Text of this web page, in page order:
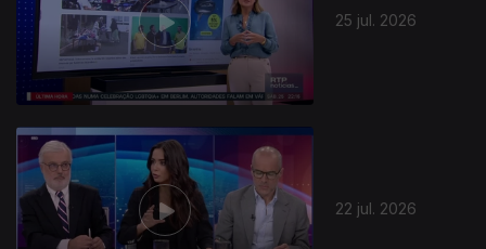
25 jul. 2026
22 jul. 2026